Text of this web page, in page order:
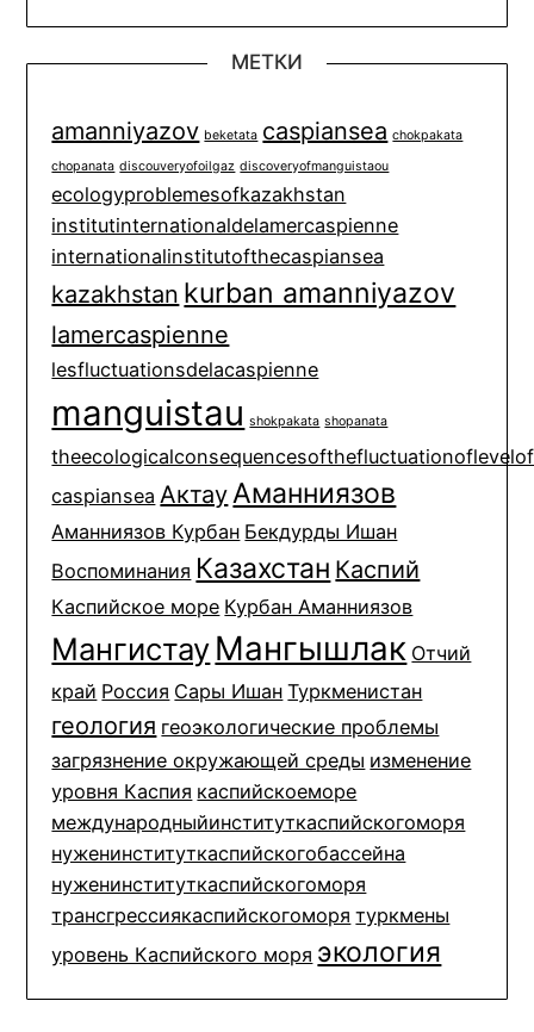
МЕТКИ
amanniyazov beketata caspiansea chokpakata
chopanata discouveryofoilgaz discoveryofmanguistaou
ecologyproblemesofkazakhstan
institutinternationaldelamercaspienne
internationalinstitutofthecaspiansea
kazakhstan kurban amanniyazov
lamercaspienne
lesfluctuationsdelacaspienne
manguistau shokpakata shopanata
caspiansea АктауАманниязов
Аманниязов Курбан Бекдурды Ишан
Воспоминания Казахстан Каспий
Каспийское море Курбан Аманниязов
МангистауМангышлак Отчий
край Россия Сары Ишан Туркменистан
геология геоэкологические проблемы
загрязнение окружающей среды изменение
уровня Каспия каспийскоеморе
международныйинституткаспийскогоморя
нуженинституткаспийскогобассейна
нуженинституткаспийскогоморя
трансгрессиякаспийскогоморя туркмены
уровень Каспийского моря экология